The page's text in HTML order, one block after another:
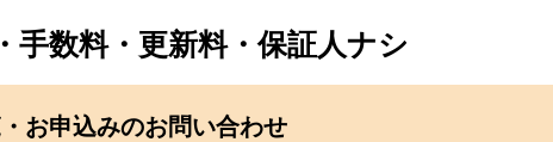
手数料・更新料・保証人ナシ
お申込みのお問い合わせ